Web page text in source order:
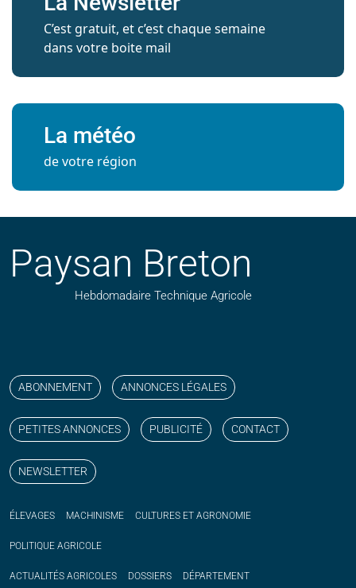
C’est gratuit, et c’est chaque semaine
dans votre boite mail
La météo
de votre région
Paysan Breton
Hebdomadaire Technique Agricole
ABONNEMENT ANNONCES LÉGALES
PETITES ANNONCES PUBLICITÉ CONTACT
NEWSLETTER
ÉLEVAGES MACHINISME CULTURES ET AGRONOMIE
POLITIQUE AGRICOLE
ACTUALITÉS AGRICOLES DOSSIERS DÉPARTEMENT